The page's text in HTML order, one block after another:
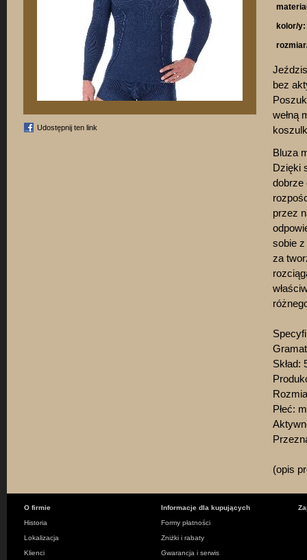
Udostępnij ten link
kolor/y:
bez
wełną
Bluza
Dzięki
dobrze
przez
sobie z
za
Skład:
Płeć:
(opis
O firmie
Historia
Lokalizacja
Klienci
Informacje dla kupujących
Formy płatności
Zniżki i rabaty
Gwarancja i serwis